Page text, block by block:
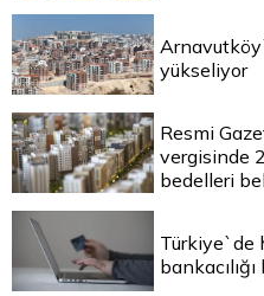
yükseliyor
Resmi
vergisinde
bedelleri
Türkiye`de